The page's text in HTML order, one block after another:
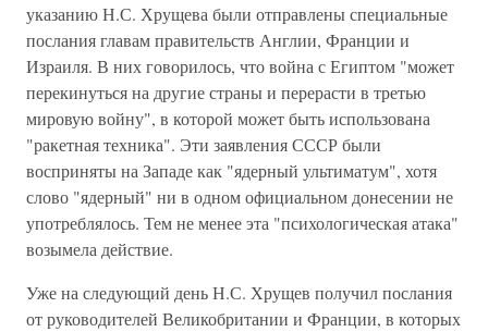
указанию Н.С. Хрущева были отправлены специальные
послания главам правительств Англии, Франции и
Израиля. В них говорилось, что война с Египтом "может
перекинуться на другие страны и перерасти в третью
мировую войну", в которой может быть использована
"ракетная техника". Эти заявления СССР были
восприняты на Западе как "ядерный ультиматум", хотя
слово "ядерный" ни в одном официальном донесении не
употреблялось. Тем не менее эта "психологическая атака"
возымела действие.
Уже на следующий день Н.С. Хрущев получил послания
от руководителей Великобритании и Франции, в которых